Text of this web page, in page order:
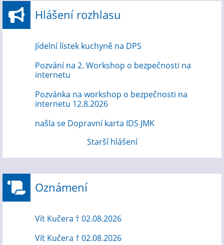
Hlášení rozhlasu
Jídelní lístek kuchyně na DPS
Pozvání na 2. Workshop o bezpečnosti na
internetu
Pozvánka na workshop o bezpečnosti na
internetu 12.8.2026
našla se Dopravní karta IDS JMK
Starší hlášení
Oznámení
Vít Kučera † 02.08.2026
Vít Kučera † 02.08.2026